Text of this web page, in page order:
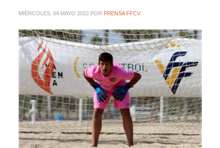
MIÉRCOLES, 04 MAYO 2022 POR PRENSA FFCV